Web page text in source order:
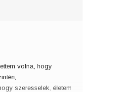
volna, hogy
szeresselek, életem